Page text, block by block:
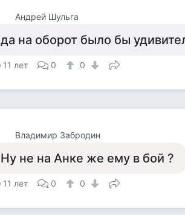
Андрей Шульга
да на оборот было бы
11 лет 0 0
Владимир Забродин
Ну не на Анке же ему в бой ?
11 лет 0 0